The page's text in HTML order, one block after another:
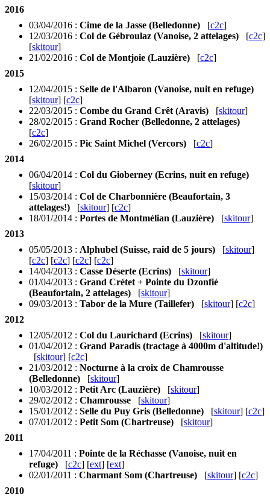
2016
03/04/2016 : Cime de la Jasse (Belledonne) [c2c]
12/03/2016 : Col de Gébroulaz (Vanoise, 2 attelages) [c2c]
[skitour]
21/02/2016 : Col de Montjoie (Lauzière) [c2c]
2015
12/04/2015 : Selle de l'Albaron (Vanoise, nuit en refuge)
[skitour] [c2c]
22/03/2015 : Combe du Grand Crêt (Aravis) [skitour]
28/02/2015 : Grand Rocher (Belledonne, 2 attelages)
[c2c]
26/02/2015 : Pic Saint Michel (Vercors) [c2c]
2014
06/04/2014 : Col du Gioberney (Ecrins, nuit en refuge)
[skitour]
15/03/2014 : Col de Charbonnière (Beaufortain, 3
attelages!) [skitour] [c2c]
18/01/2014 : Portes de Montmélian (Lauzière) [skitour]
2013
05/05/2013 : Alphubel (Suisse, raid de 5 jours) [skitour]
[c2c] [c2c] [c2c] [c2c]
14/04/2013 : Casse Déserte (Ecrins) [skitour]
01/04/2013 : Grand Crétet + Pointe du Dzonfié
(Beaufortain, 2 attelages) [skitour]
09/03/2013 : Tabor de la Mure (Taillefer) [skitour] [c2c]
2012
12/05/2012 : Col du Laurichard (Ecrins) [skitour]
01/04/2012 : Grand Paradis (tractage à 4000m d'altitude!)
[skitour] [c2c]
21/03/2012 : Nocturne à la croix de Chamrousse
(Belledonne) [skitour]
10/03/2012 : Petit Arc (Lauzière) [skitour]
29/02/2012 : Chamrousse [skitour]
15/01/2012 : Selle du Puy Gris (Belledonne) [skitour] [c2c]
07/01/2012 : Petit Som (Chartreuse) [skitour]
2011
17/04/2011 : Pointe de la Réchasse (Vanoise, nuit en
refuge) [c2c] [ext] [ext]
02/01/2011 : Charmant Som (Chartreuse) [skitour] [c2c]
2010